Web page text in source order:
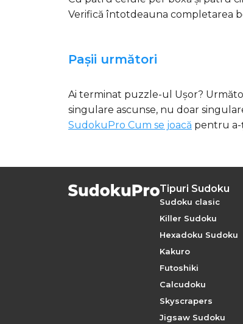
Verifică întotdeauna completarea
Pașii următori
Ai terminat puzzle-ul Ușor?
singulare ascunse, nu doar
SudokuPro Cum se joacă pentru
Tipuri Sudoku
Sudoku clasic
Killer Sudoku
Hexadoku Sudoku
Kakuro
Futoshiki
Calcudoku
Skyscrapers
Jigsaw Sudoku